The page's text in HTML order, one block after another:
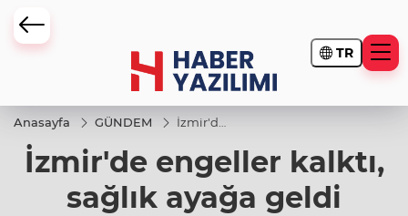
TR
Anasayfa GÜNDEM
İzmir'de
sağlık
ayağa
geldi
İzmir'de engeller kalktı,
sağlık ayağa geldi